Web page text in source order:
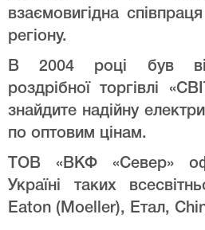
взаємовигідна
регіону.
В 2004 році був
роздрібної торгівлі
знайдите надійну
по оптовим цінам.
ТОВ «ВКФ «Север»
Україні таких
Eaton (Moeller), Етал,